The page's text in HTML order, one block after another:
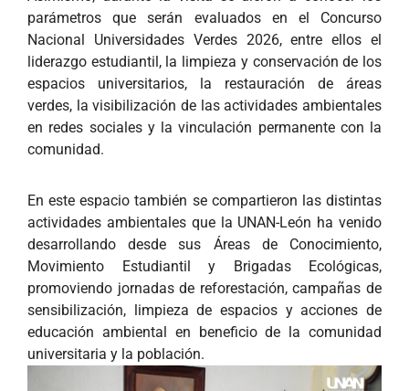
parámetros que serán evaluados en el Concurso
Nacional Universidades Verdes 2026, entre ellos el
liderazgo estudiantil, la limpieza y conservación de los
espacios universitarios, la restauración de áreas
verdes, la visibilización de las actividades ambientales
en redes sociales y la vinculación permanente con la
comunidad.
En este espacio también se compartieron las distintas
actividades ambientales que la UNAN-León ha venido
desarrollando desde sus Áreas de Conocimiento,
Movimiento Estudiantil y Brigadas Ecológicas,
promoviendo jornadas de reforestación, campañas de
sensibilización, limpieza de espacios y acciones de
educación ambiental en beneficio de la comunidad
universitaria y la población.